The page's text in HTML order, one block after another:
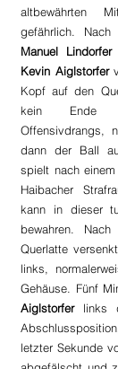
altbewährten
Manuel Lindorfer
Kevin Aiglstorfer
Kopf auf den
kein Ende
Offensivdrangs,
dann der Ball
spielt nach
Haibacher
kann in dieser
bewahren.
Querlatte
links,
Gehäuse. Fünf
Aiglstorfer links
letzter Sekunde